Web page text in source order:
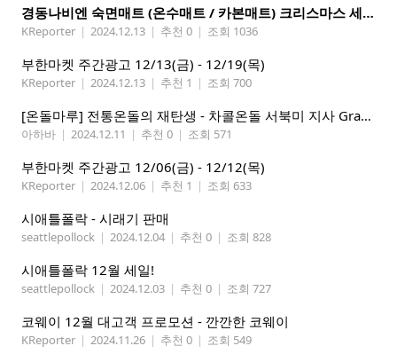
경동나비엔 숙면매트 (온수매트 / 카본매트) 크리스마스 세일!
KReporter | 2024.12.13 | 추천 0 | 조회 1036
부한마켓 주간광고 12/13(금) - 12/19(목)
KReporter | 2024.12.13 | 추천 1 | 조회 700
[온돌마루] 전통온돌의 재탄생 - 차콜온돌 서북미 지사 Grand Open!!
아하바 | 2024.12.11 | 추천 0 | 조회 571
부한마켓 주간광고 12/06(금) - 12/12(목)
KReporter | 2024.12.06 | 추천 1 | 조회 633
시애틀폴락 - 시래기 판매
seattlepollock | 2024.12.04 | 추천 0 | 조회 828
시애틀폴락 12월 세일!
seattlepollock | 2024.12.03 | 추천 0 | 조회 727
코웨이 12월 대고객 프로모션 - 깐깐한 코웨이
KReporter | 2024.11.26 | 추천 0 | 조회 549